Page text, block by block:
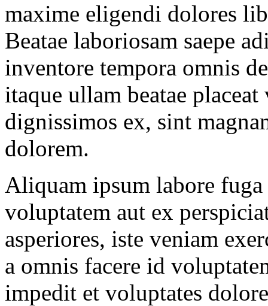
maxime eligendi dolores
Beatae laboriosam saepe
inventore tempora omnis
itaque ullam beatae
dignissimos ex, sint
dolorem.
Aliquam ipsum labore
voluptatem aut ex
asperiores, iste veniam
a omnis facere id
impedit et voluptates